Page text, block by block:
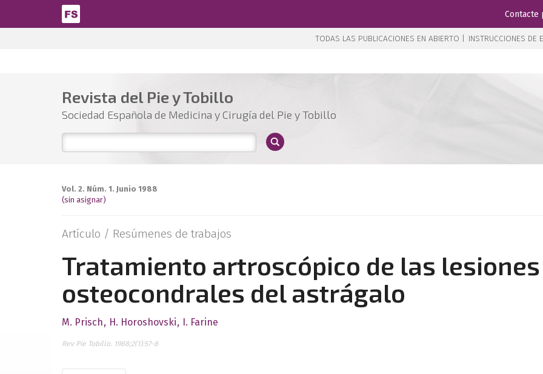
Pasar al contenido principal
Contacte
TODAS LAS PUBLICACIONES EN ABIERTO | INSTRUCCIONES DE
Revista del Pie y Tobillo
Sociedad Española de Medicina y Cirugía del Pie y Tobillo
Vol. 2. Núm. 1. Junio 1988
(sin asignar)
Artículo / Resúmenes de trabajos
Tratamiento artroscópico de las lesiones
osteocondrales del astrágalo
M. Prisch H. Horoshovski I. Farine
Rev Pie Tobillo. 1988;2(1):57-8